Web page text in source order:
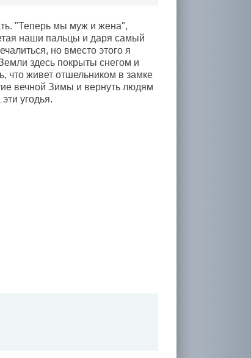
"Теперь мы муж и жена",
наши пальцы и даря самый
но вместо этого я
здесь покрыты снегом и
что живет отшельником в замке
вечной Зимы и вернуть людям
угодья.